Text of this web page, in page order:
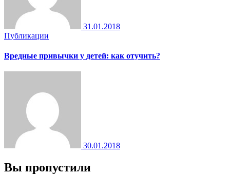
31.01.2018
Публикации
Вредные привычки у детей: как отучить?
30.01.2018
Вы пропустили